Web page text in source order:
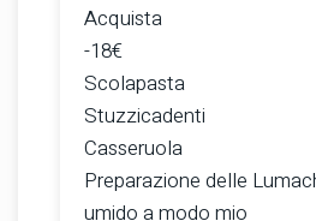
Acquista
-18€
Scolapasta
Stuzzicadenti
Casseruola
Preparazione delle
umido a modo mio